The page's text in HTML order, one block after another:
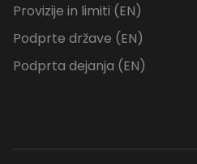
Provizije in limiti (EN)
Podprte države (EN)
Podprta dejanja (EN)